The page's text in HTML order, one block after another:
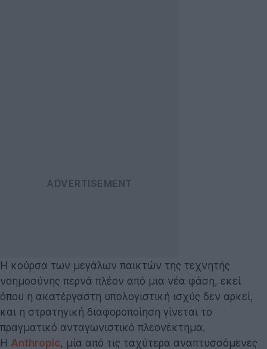
Η κούρσα των μεγάλων παικτών της τεχνητής
νοημοσύνης περνά πλέον από μια νέα φάση, εκεί
όπου η ακατέργαστη υπολογιστική ισχύς δεν αρκεί,
και η στρατηγική διαφοροποίηση γίνεται το
πραγματικό ανταγωνιστικό πλεονέκτημα.
Η Anthropic, μία από τις ταχύτερα αναπτυσσόμενες